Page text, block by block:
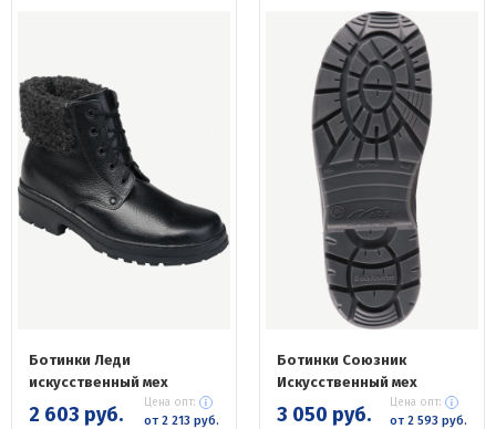
Ботинки Леди
искусственный мех
2 603 руб. Цена опт:
от 2 213 руб.
Ботинки Союзник
Искусственный мех
3 050 руб. Цена опт:
от 2 593 руб.